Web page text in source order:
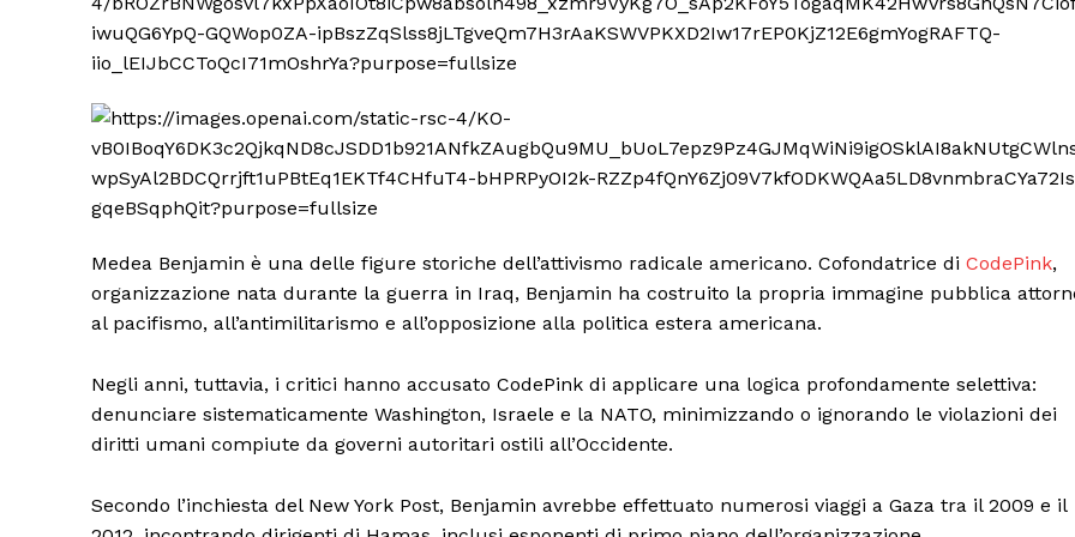
Medea Benjamin è una delle figure storiche dell’attivismo radicale americano. Cofondatrice di CodePink,
organizzazione nata durante la guerra in Iraq, Benjamin ha costruito la propria immagine pubblica
al pacifismo, all’antimilitarismo e all’opposizione alla politica estera americana.
Negli anni, tuttavia, i critici hanno accusato CodePink di applicare una logica profondamente selettiva:
denunciare sistematicamente Washington, Israele e la NATO, minimizzando o ignorando le violazioni dei
diritti umani compiute da governi autoritari ostili all’Occidente.
Secondo l’inchiesta del New York Post, Benjamin avrebbe effettuato numerosi viaggi a Gaza tra il 2009 e il